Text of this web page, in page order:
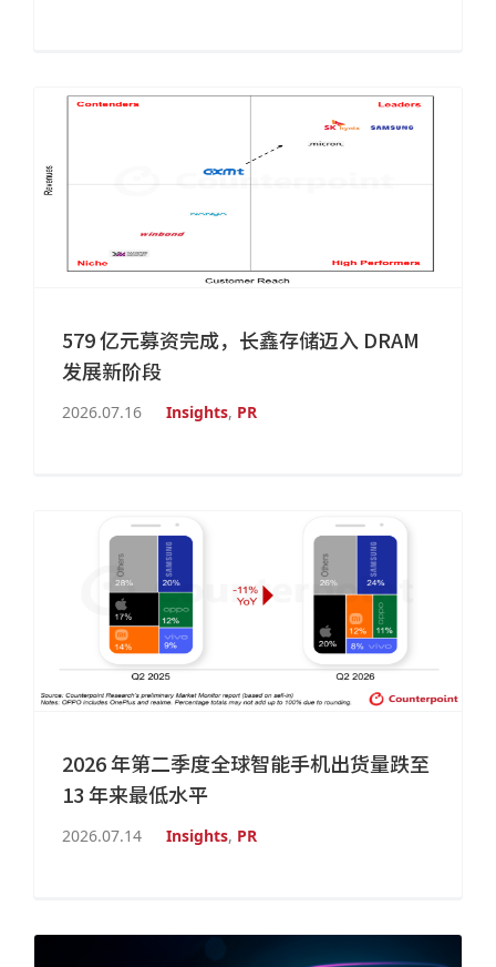
579 亿元募资完成，长鑫存储迈入 DRAM
发展新阶段
2026.07.16 Insights, PR
2026 年第二季度全球智能手机出货量跌至
13 年来最低水平
2026.07.14 Insights, PR